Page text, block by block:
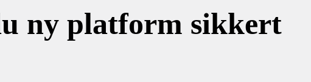
ny platform sikkert